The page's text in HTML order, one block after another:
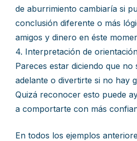
de aburrimiento cambiaría si
conclusión diferente o más
amigos y dinero en éste
4. Interpretación de
Pareces estar diciendo que no
adelante o divertirte si no hay
Quizá reconocer esto puede
a comportarte con más
En todos los ejemplos